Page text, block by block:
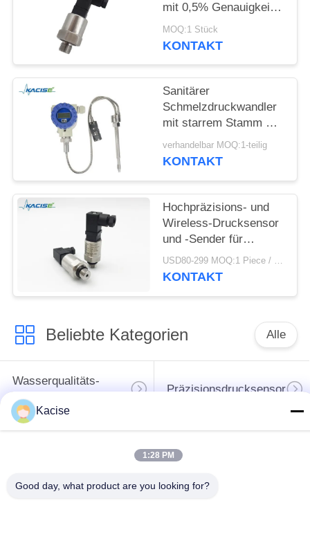
SITEMAP
DATENSCHUTZRICHTLINIE
mit 0,5% Genauigkeit
und 12-32VDC
Stromversorgung
MOQ:1 Stück
KONTAKT
Sanitärer
Schmelzdruckwandler
mit starrem Stamm mit
ungiftigem Material und
hoher Präzision für
verhandelbar MOQ:1-teilig
KONTAKT
Hochpräzisions- und
Wireless-Drucksensor
und -Sender für
Kleinstkältemittel
USD80-299 MOQ:1 Piece / Pieces
KONTAKT
Beliebte Kategorien Alle
Wasserqualitäts-
Sensor
Präzisionsdrucksensor
ausgerichteter
Radars
Kacise
1:28 PM
Good day, what product are you looking for?